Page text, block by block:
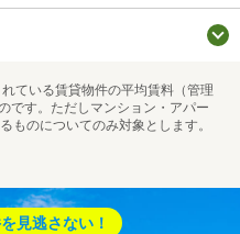
ている賃貸物件の平均賃料（管理
です。ただしマンション・アパー
ものについてのみ対象とします。
見逃さない！